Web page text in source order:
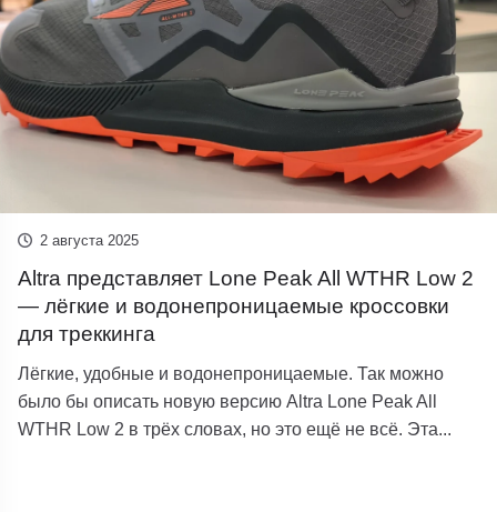
2 августа 2025
Altra представляет Lone Peak All WTHR Low 2
— лёгкие и водонепроницаемые кроссовки
для треккинга
Лёгкие, удобные и водонепроницаемые. Так можно
было бы описать новую версию Altra Lone Peak All
WTHR Low 2 в трёх словах, но это ещё не всё. Эта...